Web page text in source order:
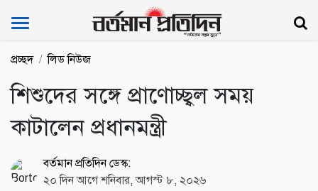
Bartoman Protidin
প্রচ্ছদ লিড নিউজ
শিশুদের সঙ্গে প্রাণোচ্ছ্বল সময়
কাটালেন প্রধানমন্ত্রী
বর্তমান প্রতিদিন ডেস্ক:
২০ দিন আগে শনিবার, আগস্ট ৮, ২০২৬